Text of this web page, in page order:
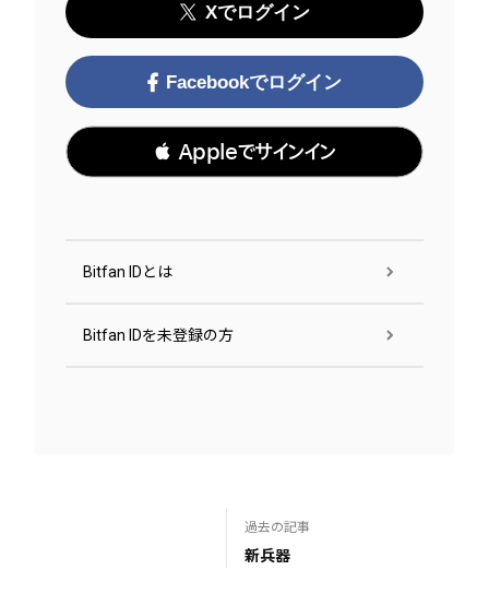
Xでログイン
Facebookでログイン
 Appleでサインイン
Bitfan IDとは
Bitfan IDを未登録の方
過去の記事
新兵器